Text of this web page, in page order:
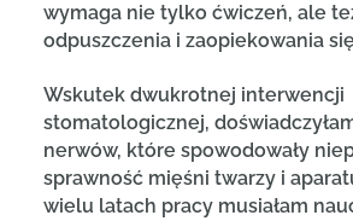
wymaga nie tylko ćwiczeń, ale
odpuszczenia i zaopiekowania
Wskutek dwukrotnej interwencji
stomatologicznej,
nerwów, które spowodowały
sprawność mięśni twarzy i
wielu latach pracy musiałam